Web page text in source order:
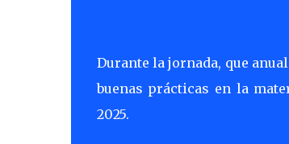
Durante la jornada, que
buenas prácticas en la
2025.